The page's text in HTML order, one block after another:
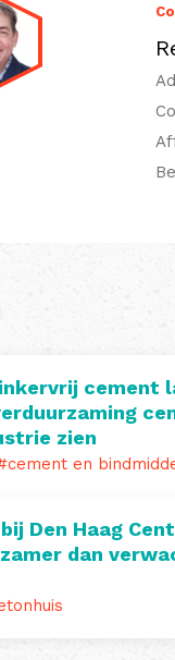
cement
zien
en
Den Haag
dan